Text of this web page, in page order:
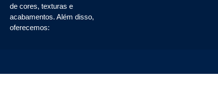
de cores, texturas e
acabamentos. Além disso,
oferecemos: